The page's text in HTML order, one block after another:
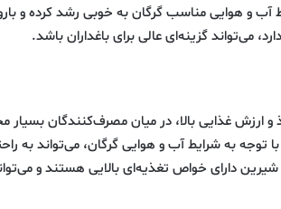
و هوایی مناسب گرگان به خوبی رشد کرده و
می‌تواند گزینه‌ای عالی برای باغداران باشد.
و ارزش غذایی بالا، در میان مصرف‌کنندگان
توجه به شرایط آب و هوایی گرگان، می‌تواند به
شیرین دارای خواص تغذیه‌ای بالایی هستند و